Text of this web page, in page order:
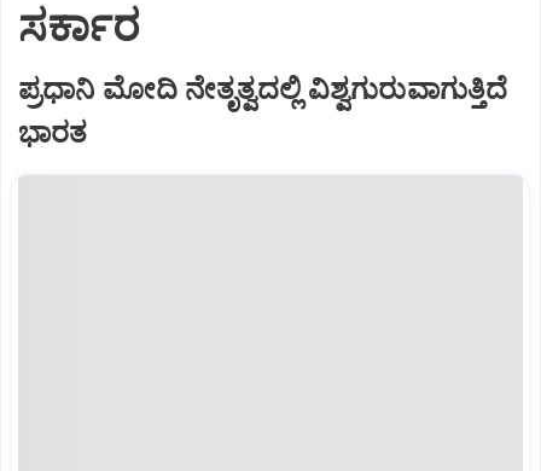
ಸರ್ಕಾರ
ಪ್ರಧಾನಿ ಮೋದಿ ನೇತೃತ್ವದಲ್ಲಿ ವಿಶ್ವಗುರುವಾಗುತ್ತಿದೆ
ಭಾರತ